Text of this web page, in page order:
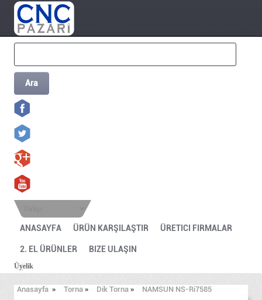
Ara
ANASAYFA ÜRÜN KARŞILAŞTIR ÜRETICI FIRMALAR
2. EL ÜRÜNLER BIZE ULAŞIN
Üyelik
Anasayfa » Torna » Dik Torna » NAMSUN NS-Ri7585